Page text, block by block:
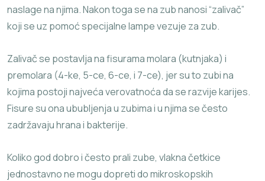
naslage na njima. Nakon toga se na zub nanosi “zalivač”
koji se uz pomoć specijalne lampe vezuje za zub.
Zalivač se postavlja na fisurama molara (kutnjaka) i
premolara (4-ke, 5-ce, 6-ce, i 7-ce), jer su to zubi na
kojima postoji najveća verovatnoća da se razvije karijes.
Fisure su ona ububljenja u zubima i u njima se često
zadržavaju hrana i bakterije.
Koliko god dobro i često prali zube, vlakna četkice
jednostavno ne mogu dopreti do mikroskopskih